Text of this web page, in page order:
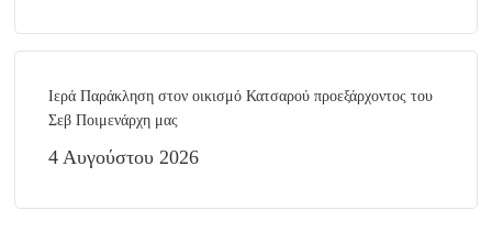
Ιερά Παράκληση στον οικισμό Κατσαρού προεξάρχοντος του
Σεβ Ποιμενάρχη μας
4 Αυγούστου 2026